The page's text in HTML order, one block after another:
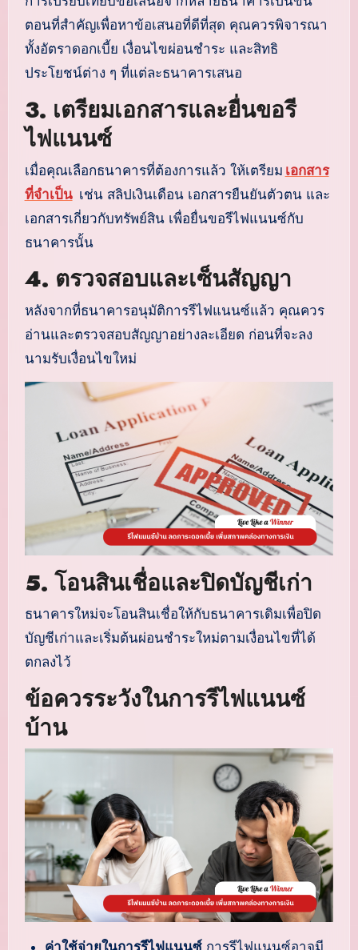
ตอนที่สำคัญเพื่อหาข้อเสนอที่ดีที่สุด คุณควรพิจารณา
ทั้งอัตราดอกเบี้ย เงื่อนไขผ่อนชำระ และสิทธิ
ประโยชน์ต่าง ๆ ที่แต่ละธนาคารเสนอ
3. เตรียมเอกสารและยื่นขอรี
ไฟแนนซ์
เมื่อคุณเลือกธนาคารที่ต้องการแล้ว ให้เตรียม เอกสาร
ที่จำเป็น เช่น สลิปเงินเดือน เอกสารยืนยันตัวตน และ
เอกสารเกี่ยวกับทรัพย์สิน เพื่อยื่นขอรีไฟแนนซ์กับ
ธนาคารนั้น
4. ตรวจสอบและเซ็นสัญญา
หลังจากที่ธนาคารอนุมัติการรีไฟแนนซ์แล้ว คุณควร
อ่านและตรวจสอบสัญญาอย่างละเอียด ก่อนที่จะลง
นามรับเงื่อนไขใหม่
5. โอนสินเชื่อและปิดบัญชีเก่า
ธนาคารใหม่จะโอนสินเชื่อให้กับธนาคารเดิมเพื่อปิด
บัญชีเก่าและเริ่มต้นผ่อนชำระใหม่ตามเงื่อนไขที่ได้
ตกลงไว้
ข้อควรระวังในการรีไฟแนนซ์
บ้าน